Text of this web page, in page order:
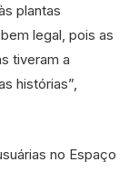
plantas
legal, pois as
tiveram a
histórias”,